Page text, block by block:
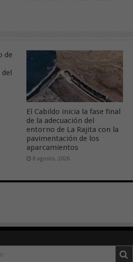
de
El Cabildo inicia la fase final
de la adecuación del
entorno de La Rajita con la
pavimentación de los
aparcamientos
8 agosto, 2026